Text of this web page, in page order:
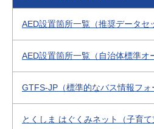
AED設置箇所一覧（推奨データセ
AED設置箇所一覧（自治体標準オ
GTFS-JP（標準的なバス情報フォ
とくしま はぐくみネット（子育て